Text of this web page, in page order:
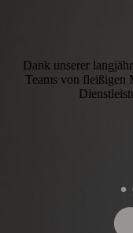
Dank unserer
Teams von fleißigen